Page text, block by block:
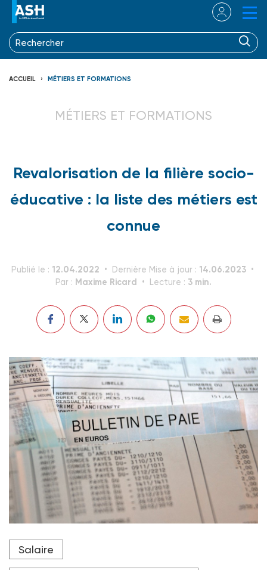
ACCUEIL MÉTIERS ET FORMATIONS
MÉTIERS ET FORMATIONS
Revalorisation de la filière socio-
éducative : la liste des métiers est
connue
Publié le : 12.04.2022 Dernière Mise à jour : 14.06.2023
Par : Maxime Ricard Lecture : 3 min.
Crédit photo PHILIPPE HUGUEN / AFP
Salaire